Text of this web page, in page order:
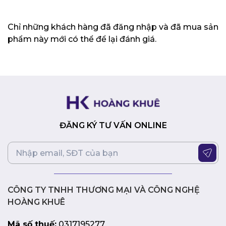
Công nghệ chống lóa (Anti-glare):Giảm thiểu phản
chiếu ánh sáng, giúp bạn tập trung vào nội dung hiển
Thiết kế viền mỏng, hiện đại
Viền màn hình siêu mỏng 3 cạnh: Tạo cảm giác màn
trải nghiệm xem liền mạch hơn khi sử dụng nhiều
màn hình cùng lúc.
Chân đế Ergonomic:Cho phép điều chỉnh độ cao,
thế làm việc thoải mái nhất.
Quản lý cáp thông minh:
Chỉ những khách hàng đã đăng nhập và đã mua sản
phẩm này mới có thể để lại đánh giá.
ĐĂNG KÝ TƯ VẤN ONLINE
CÔNG TY TNHH THƯƠNG MẠI VÀ CÔNG NGHỆ
HOÀNG KHUÊ